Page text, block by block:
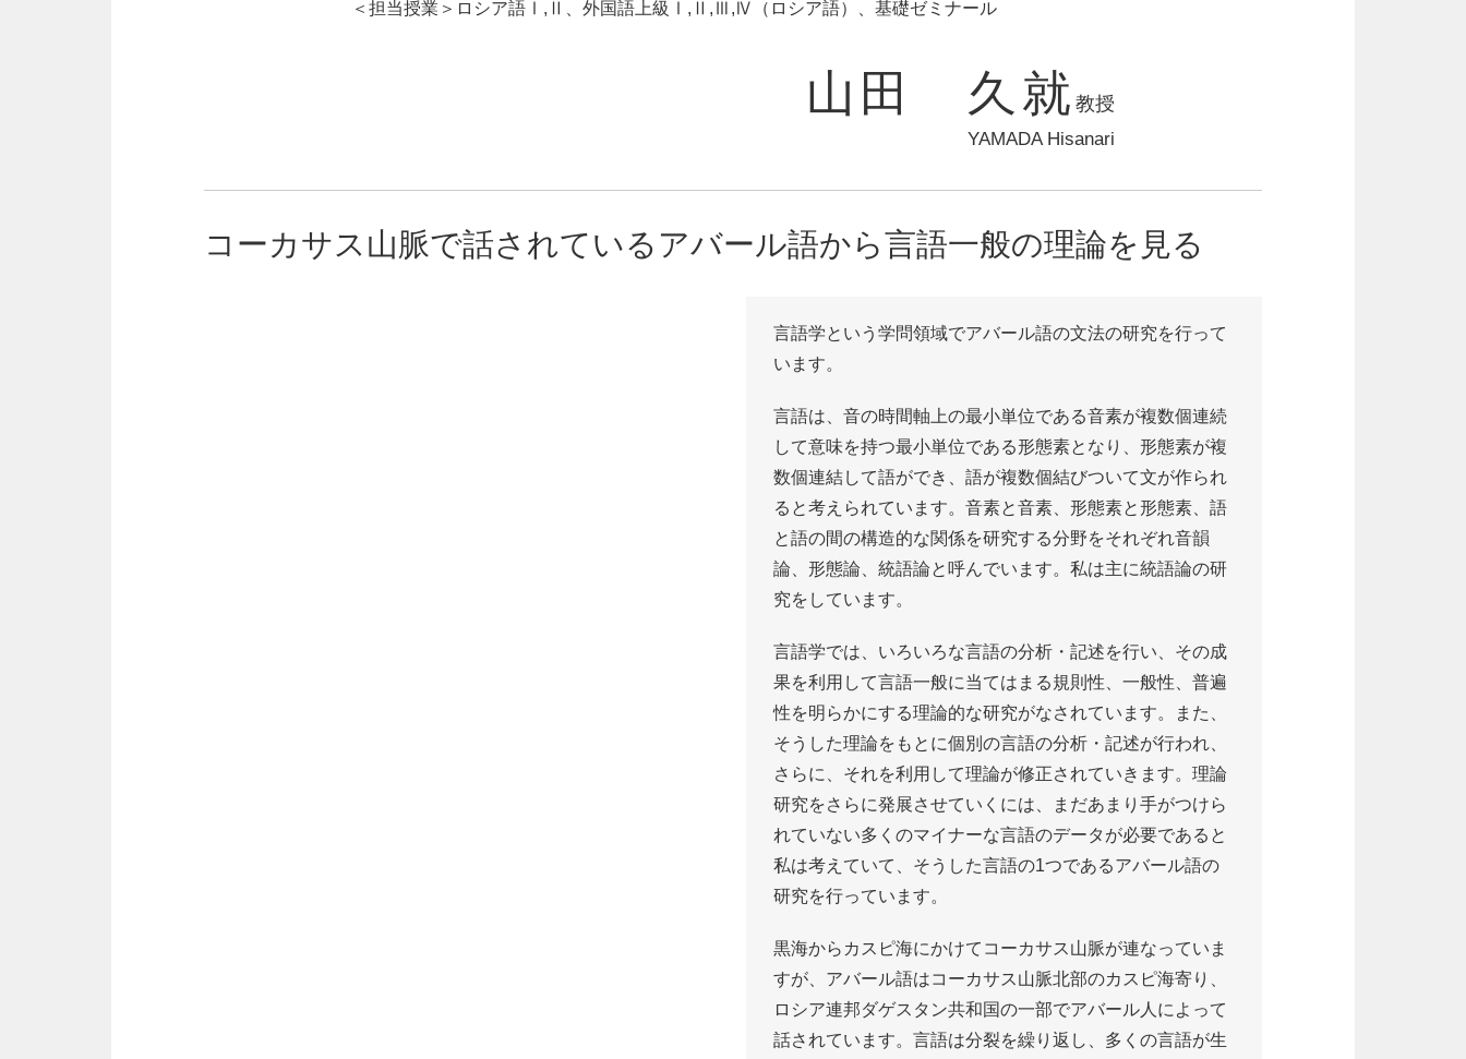
＜担当授業＞ ロシア語Ⅰ,Ⅱ、外国語上級Ⅰ,Ⅱ,Ⅲ,Ⅳ（ロシア語）、基礎ゼミナール
山田 久就 教授
YAMADA Hisanari
コーカサス山脈で話されているアバール語から言語一般の理論を見る
言語学という学問領域でアバール語の文法の研究を行って
います。
言語は、音の時間軸上の最小単位である音素が複数個連続
して意味を持つ最小単位である形態素となり、形態素が複
数個連結して語ができ、語が複数個結びついて文が作られ
ると考えられています。音素と音素、形態素と形態素、語
と語の間の構造的な関係を研究する分野をそれぞれ音韻
論、形態論、統語論と呼んでいます。私は主に統語論の研
究をしています。
言語学では、いろいろな言語の分析・記述を行い、その成
果を利用して言語一般に当てはまる規則性、一般性、普遍
性を明らかにする理論的な研究がなされています。また、
そうした理論をもとに個別の言語の分析・記述が行われ、
さらに、それを利用して理論が修正されていきます。理論
研究をさらに発展させていくには、まだあまり手がつけら
れていない多くのマイナーな言語のデータが必要であると
私は考えていて、そうした言語の1つであるアバール語の
研究を行っています。
黒海からカスピ海にかけてコーカサス山脈が連なっていま
すが、アバール語はコーカサス山脈北部のカスピ海寄り、
ロシア連邦ダゲスタン共和国の一部でアバール人によって
話されています。言語は分裂を繰り返し、多くの言語が生